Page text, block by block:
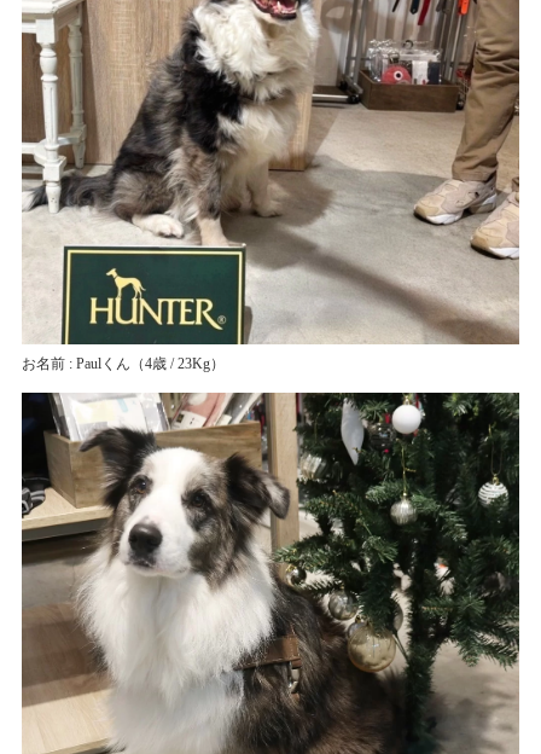
お名前 : Paulくん （4歳 / 23Kg）